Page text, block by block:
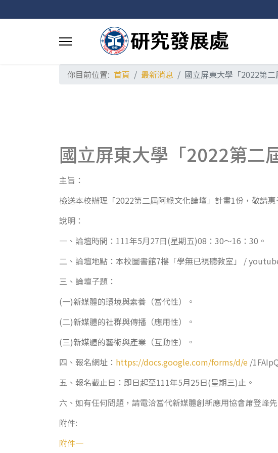
你目前位置: 首頁 最新消息 國立屏東大學「2022第二
國立屏東大學「2022第二
主旨：
檢送本校辦理「2022第二屆阿緱文化論壇」計畫1份，敬請
說明：
一、論壇時間：111年5月27日(星期五)08：30～16：30。
二、論壇地點：本校圖書館7樓「學無已視聽教室」 /
三、論壇子題：
(一)新媒體的環境與素養（當代性）。
(二)新媒體的社群與傳播（應用性）。
(三)新媒體的藝術與產業（互動性）。
四、報名網址： https://docs.google.com/forms/d/e /
五、報名截止日：即日起至111年5月25日(星期三)止。
六、如有任何問題，請電洽當代新媒體創新應用協會蕭登峰
附件:
附件一